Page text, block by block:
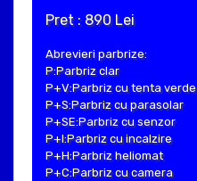
Pret : 890 Lei
Abrevieri parbrize:
P:Parbriz clar
P+V:Parbriz cu tenta verde
P+S:Parbriz cu parasolar
P+SE:Parbriz cu senzor
P+I:Parbriz cu incalzire
P+H:Parbriz heliomat
P+C:Parbriz cu camera